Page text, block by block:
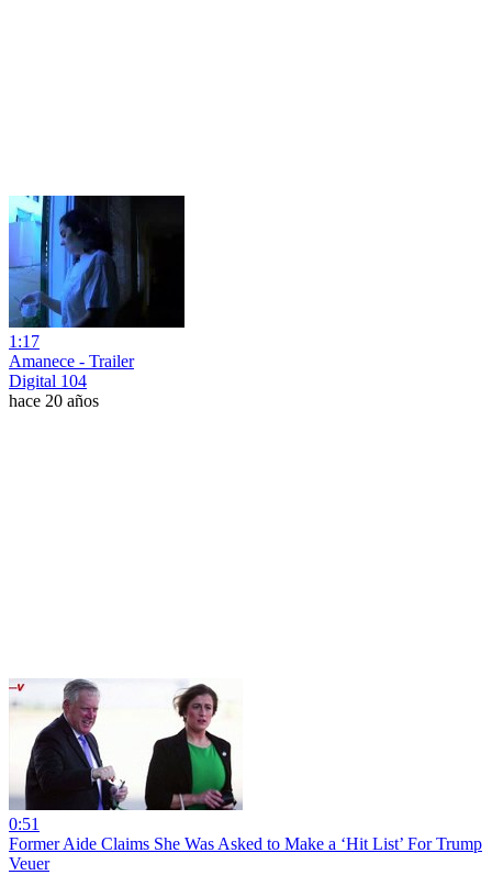
1:17
Amanece - Trailer
Digital 104
hace 20 años
0:51
Former Aide Claims She Was Asked to Make a ‘Hit List’ For Trump
Veuer